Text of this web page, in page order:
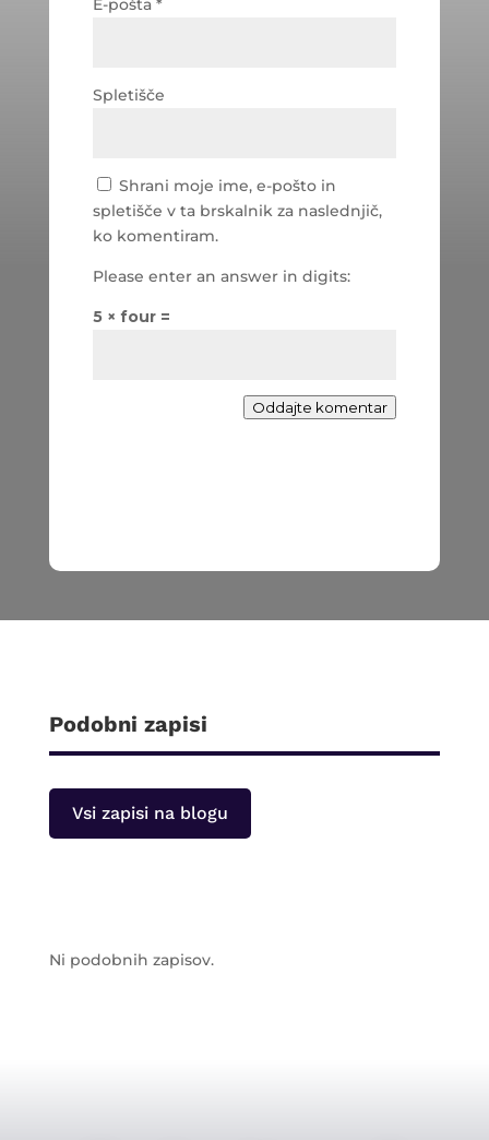
E-pošta *
Spletišče
Shrani moje ime, e-pošto in
spletišče v ta brskalnik za naslednjič,
ko komentiram.
Please enter an answer in digits:
5 × four =
Oddajte komentar
Podobni zapisi
Vsi zapisi na blogu
Ni podobnih zapisov.